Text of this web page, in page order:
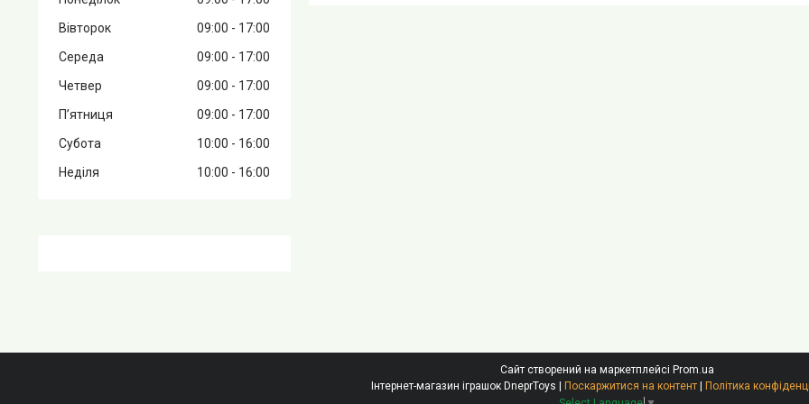
Вівторок
09:00
17:00
Середа
09:00
17:00
Четвер
09:00
17:00
Пʼятниця
09:00
17:00
Субота
10:00
16:00
Неділя
10:00 16:00
Сайт створений на маркетплейсі Prom.ua
Інтернет-магазин іграшок DneprToys | Поскаржитися на контент | Політика